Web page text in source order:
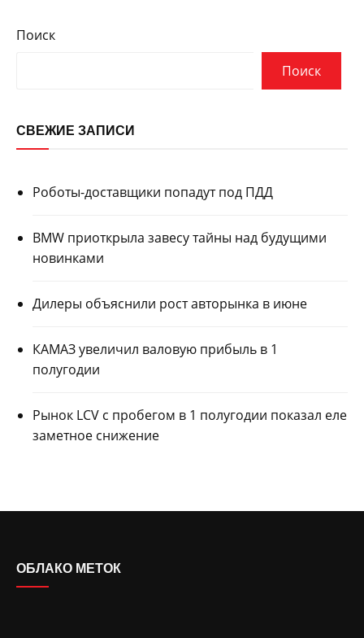
Поиск
Поиск
СВЕЖИЕ ЗАПИСИ
Роботы-доставщики попадут под ПДД
BMW приоткрыла завесу тайны над будущими
новинками
Дилеры объяснили рост авторынка в июне
КАМАЗ увеличил валовую прибыль в 1
полугодии
Рынок LCV с пробегом в 1 полугодии показал еле
заметное снижение
ОБЛАКО МЕТОК